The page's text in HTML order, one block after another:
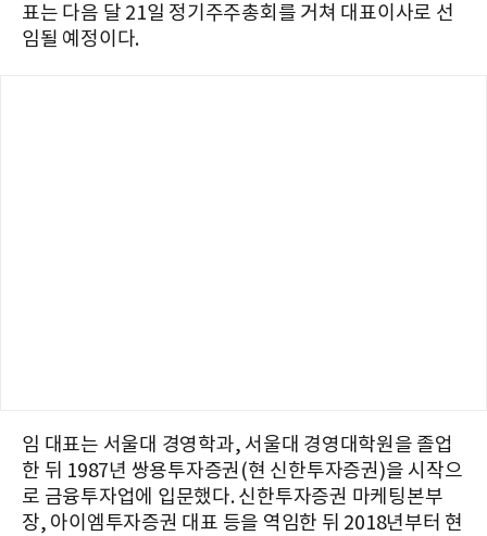
표는 다음 달 21일 정기주주총회를 거쳐 대표이사로 선
임될 예정이다.
임 대표는 서울대 경영학과, 서울대 경영대학원을 졸업
한 뒤 1987년 쌍용투자증권(현 신한투자증권)을 시작으
로 금융투자업에 입문했다. 신한투자증권 마케팅본부
장, 아이엠투자증권 대표 등을 역임한 뒤 2018년부터 현